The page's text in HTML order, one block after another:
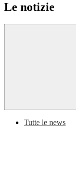
Le notizie
Tutte le news